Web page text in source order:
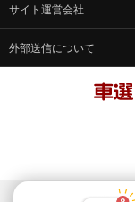
サイト運営会社
外部送信について
©